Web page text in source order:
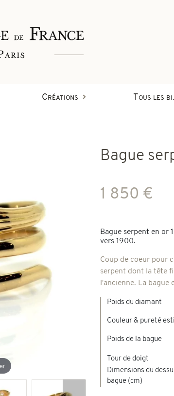
Créations Tous les
Boucles d'oreilles
Broches & autres
Colliers & Pendentifs
Bague
1 850 €
Bague serpent en or
vers 1900.
Coup de coeur pour
serpent dont la tête
l'ancienne. La bague
Poids du diamant
Couleur & pureté
Poids de la bague
Tour de doigt
Dimensions du
bague (cm)